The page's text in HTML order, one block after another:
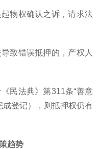
物权确认之诉，请求法
致错误抵押的，产权人
民法典》第311条“善意
成登记），则抵押权仍有
趋势